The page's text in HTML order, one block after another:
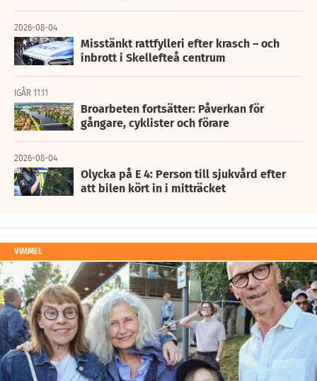
2026-08-04
Misstänkt rattfylleri efter krasch – och
inbrott i Skellefteå centrum
IGÅR 11:11
Broarbeten fortsätter: Påverkan för
gångare, cyklister och förare
2026-08-04
Olycka på E 4: Person till sjukvård efter
att bilen kört in i mitträcket
VIMMEL